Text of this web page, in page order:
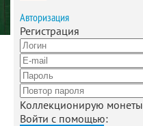
Авторизация
Регистрация
Коллекционирую монеты
Войти с помощью: